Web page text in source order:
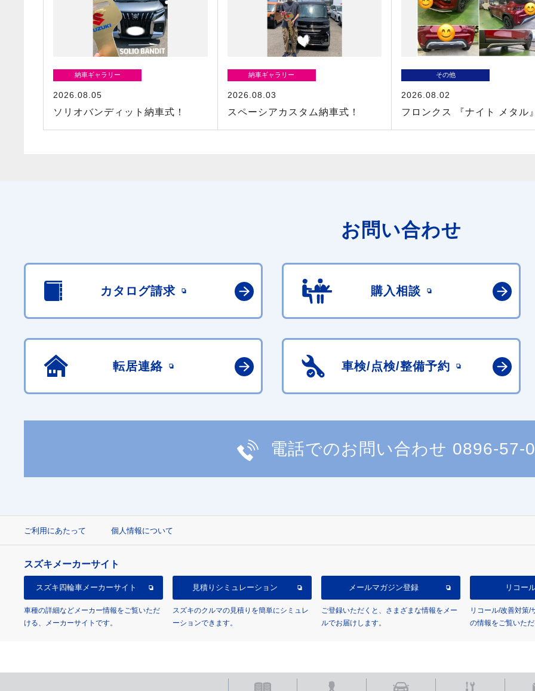
納車ギャラリー
2026.08.05
ソリオバンディット納車式！
納車ギャラリー
2026.08.03
スペーシアカスタム納車式！
その他
2026.08.02
フロンクス 『ナイト メタル
お問い合わせ
カタログ請求 購入相談
転居連絡 車検/点検/整備予約
電話でのお問い合わせ 0896-57-
ご利用にあたって 個人情報について
スズキメーカーサイト
スズキ四輪車メーカーサイト
車種の詳細などメーカー情報をご覧いただ
ける、メーカーサイトです。
見積り シミュレーション
スズキのクルマの見積りを簡単にシミュレ
ーションできます。
メールマガジン登録
ご登録いただくと、さまざまな情報をメー
ルでお届けします。
リコー
リコール/改善対策/
の情報をご覧いた